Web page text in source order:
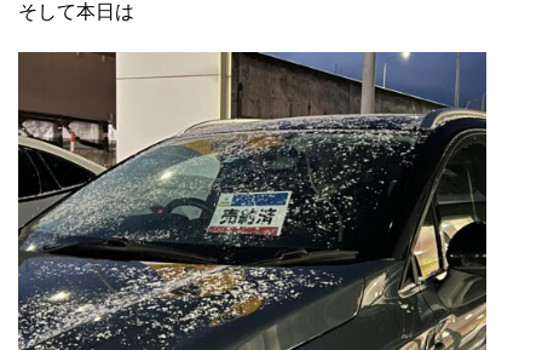
そして本日は